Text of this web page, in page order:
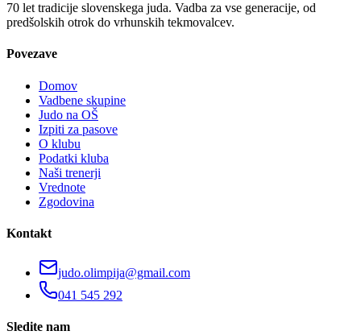
70 let tradicije slovenskega juda. Vadba za vse generacije, od
predšolskih otrok do vrhunskih tekmovalcev.
Povezave
Domov
Vadbene skupine
Judo na OŠ
Izpiti za pasove
O klubu
Podatki kluba
Naši trenerji
Vrednote
Zgodovina
Kontakt
judo.olimpija@gmail.com
041 545 292
Sledite nam